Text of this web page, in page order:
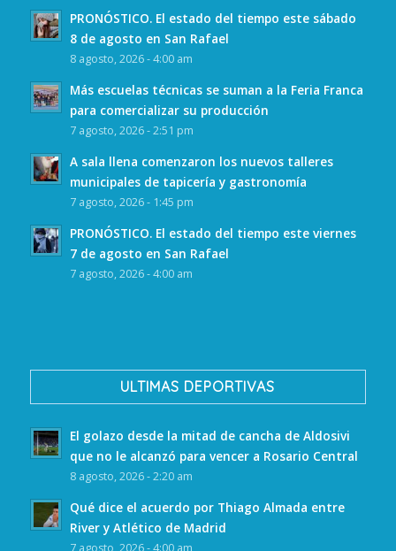
PRONÓSTICO. El estado del tiempo este sábado
8 de agosto en San Rafael
8 agosto, 2026 - 4:00 am
Más escuelas técnicas se suman a la Feria Franca
para comercializar su producción
7 agosto, 2026 - 2:51 pm
A sala llena comenzaron los nuevos talleres
municipales de tapicería y gastronomía
7 agosto, 2026 - 1:45 pm
PRONÓSTICO. El estado del tiempo este viernes
7 de agosto en San Rafael
7 agosto, 2026 - 4:00 am
ULTIMAS DEPORTIVAS
El golazo desde la mitad de cancha de Aldosivi
que no le alcanzó para vencer a Rosario Central
8 agosto, 2026 - 2:20 am
Qué dice el acuerdo por Thiago Almada entre
River y Atlético de Madrid
7 agosto, 2026 - 4:00 am